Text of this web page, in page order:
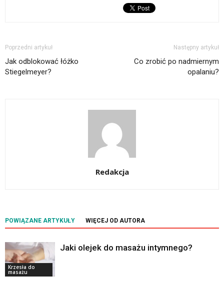
Poprzedni artykuł
Jak odblokować łóżko
Stiegelmeyer?
Następny artykuł
Co zrobić po nadmiernym
opalaniu?
Redakcja
POWIĄZANE ARTYKUŁY WIĘCEJ OD AUTORA
Krzesła do
masażu
Jaki olejek do masażu intymnego?